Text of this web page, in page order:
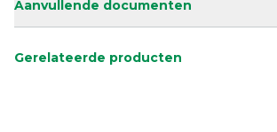
Aanvullende documenten
Gerelateerde producten